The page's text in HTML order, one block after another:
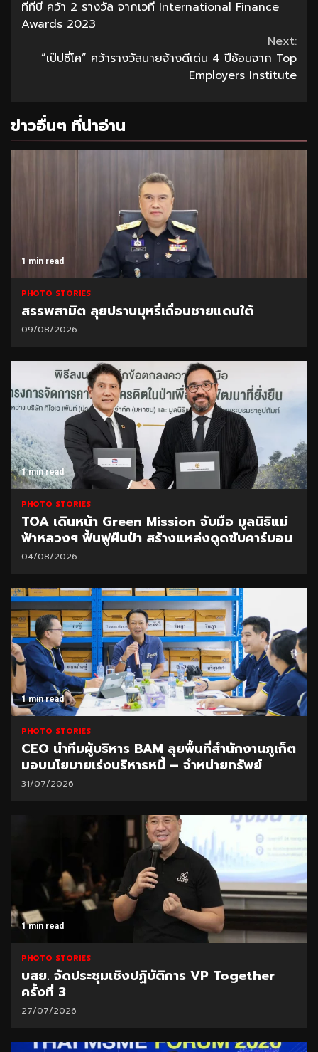
Reading
ทีทีบี คว้า 2 รางวัล จากเวที International Finance
Awards 2023
Next:
“เป๊ปซี่โค” คว้ารางวัลนายจ้างดีเด่น 4 ปีซ้อนจาก Top
Employers Institute
ข่าวอื่นๆ ที่น่าอ่าน
1 min read
PHOTO STORIES
สรรพสามิต ลุยปราบบุหรี่เถื่อนชายแดนใต้
09/08/2026
1 min read
PHOTO STORIES
TOA เดินหน้า Green Mission จับมือ มูลนิธิแม่
ฟ้าหลวงฯ ฟื้นฟูผืนป่า สร้างแหล่งดูดซับคาร์บอน
04/08/2026
1 min read
PHOTO STORIES
CEO นำทีมผู้บริหาร BAM ลุยพื้นที่สำนักงานภูเก็ต
มอบนโยบายเร่งบริหารหนี้ – จำหน่ายทรัพย์
31/07/2026
1 min read
PHOTO STORIES
บสย. จัดประชุมเชิงปฏิบัติการ VP Together
ครั้งที่ 3
27/07/2026